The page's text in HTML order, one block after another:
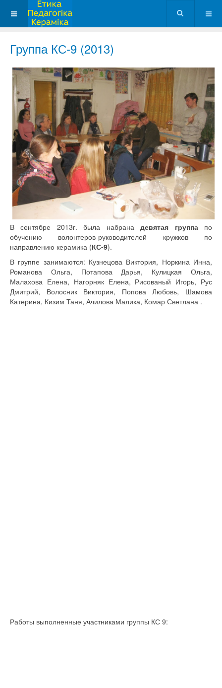
Группа КС-9 (2013)
В сентябре 2013г. была набранадевятая группапо
обучению волонтеров-руководителей кружков по
направлению керамика (КС-9).
В группе занимаются: Кузнецова Виктория, Норкина Инна,
Романова Ольга, Потапова Дарья, Кулицкая Ольга,
Малахова Елена, Нагорняк Елена, Рисованый Игорь, Рус
Дмитрий, Волосник Виктория, Попова Любовь, Шамова
Катерина, Кизим Таня, Ачилова Малика, Комар Светлана .
Работы выполненные участниками группы КС 9: